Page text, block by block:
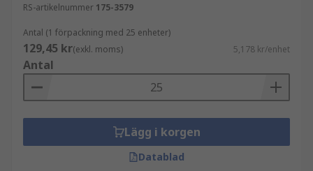
RS-artikelnummer 175-3579
Antal (1 förpackning med 25 enheter)
129,45 kr(exkl. moms) 5,178 kr/enhet
Antal
Lägg i korgen
Datablad